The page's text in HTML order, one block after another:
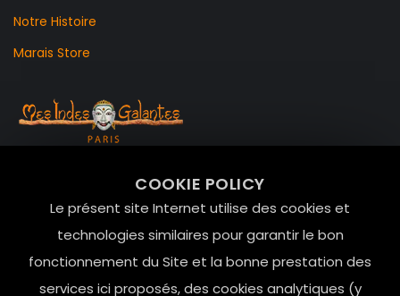
COOKIE POLICY
Le présent site Internet utilise des cookies et
technologies similaires pour garantir le bon
fonctionnement du Site et la bonne prestation des
services ici proposés, des cookies analytiques (y
Notre Histoire
Marais Store
Le Marais, 75004 Paris
contact@mesindesgalantes.com
01.42.72.42.51